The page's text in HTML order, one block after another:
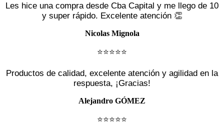
Les hice una compra desde Cba Capital y me llego de 10
y super rápido. Excelente atención 👏
Nicolas Mignola
⭐️⭐️⭐️⭐️⭐️
Productos de calidad, excelente atención y agilidad en la
respuesta, ¡Gracias!
Alejandro GÓMEZ
⭐️⭐️⭐️⭐️⭐️